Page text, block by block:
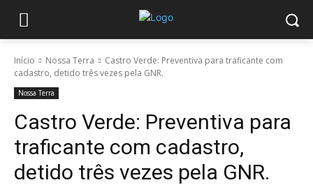
Início Nossa Terra
Castro Verde: Preventiva para traficante com
cadastro, detido três vezes pela GNR.
Nossa Terra
Castro Verde: Preventiva para
traficante com cadastro,
detido três vezes pela GNR.